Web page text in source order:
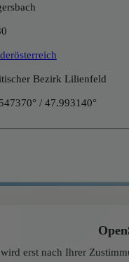
Bezirk Lilienfeld
/ 47.993140°
erst nach Ihrer